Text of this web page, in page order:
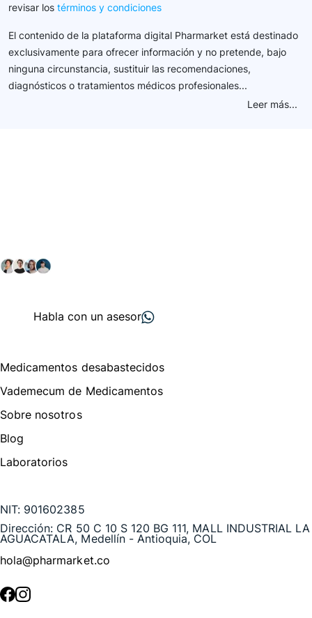
revisar los términos y condiciones
El contenido de la plataforma digital Pharmarket está destinado
exclusivamente para ofrecer información y no pretende, bajo
ninguna circunstancia, sustituir las recomendaciones,
diagnósticos o tratamientos médicos profesionales...
Leer más...
Habla con un asesor
Medicamentos desabastecidos
Vademecum de Medicamentos
Sobre nosotros
Blog
Laboratorios
NIT: 901602385
Dirección: CR 50 C 10 S 120 BG 111, MALL INDUSTRIAL LA
AGUACATALA, Medellín - Antioquia, COL
hola@pharmarket.co